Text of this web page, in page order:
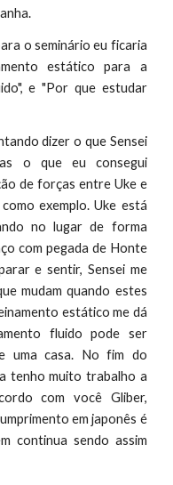
o seminário eu ficaria
estático para a
e "Por que estudar
dizer o que Sensei
o que eu consegui
de forças entre Uke e
exemplo. Uke está
no lugar de forma
com pegada de Honte
e sentir, Sensei me
mudam quando estes
estático me dá
fluido pode ser
uma casa. No fim do
tenho muito trabalho a
com você Gliber,
em japonês é
continua sendo assim